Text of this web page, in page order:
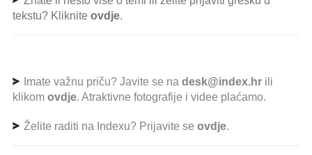
tekstu? Kliknite ovdje.
Imate važnu priču? Javite se na desk@index.hr ili
klikom ovdje. Atraktivne fotografije i videe plaćamo.
Želite raditi na Indexu? Prijavite se ovdje.